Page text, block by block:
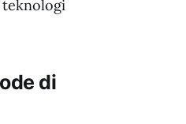
teknologi
di